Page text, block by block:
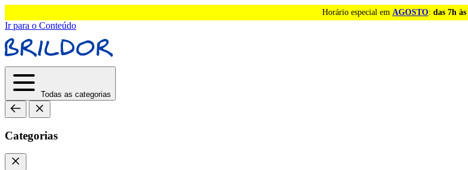
Horário especial em AGOSTO: das 7h
Ir para o Conteúdo
Todas as categorias
Categorias